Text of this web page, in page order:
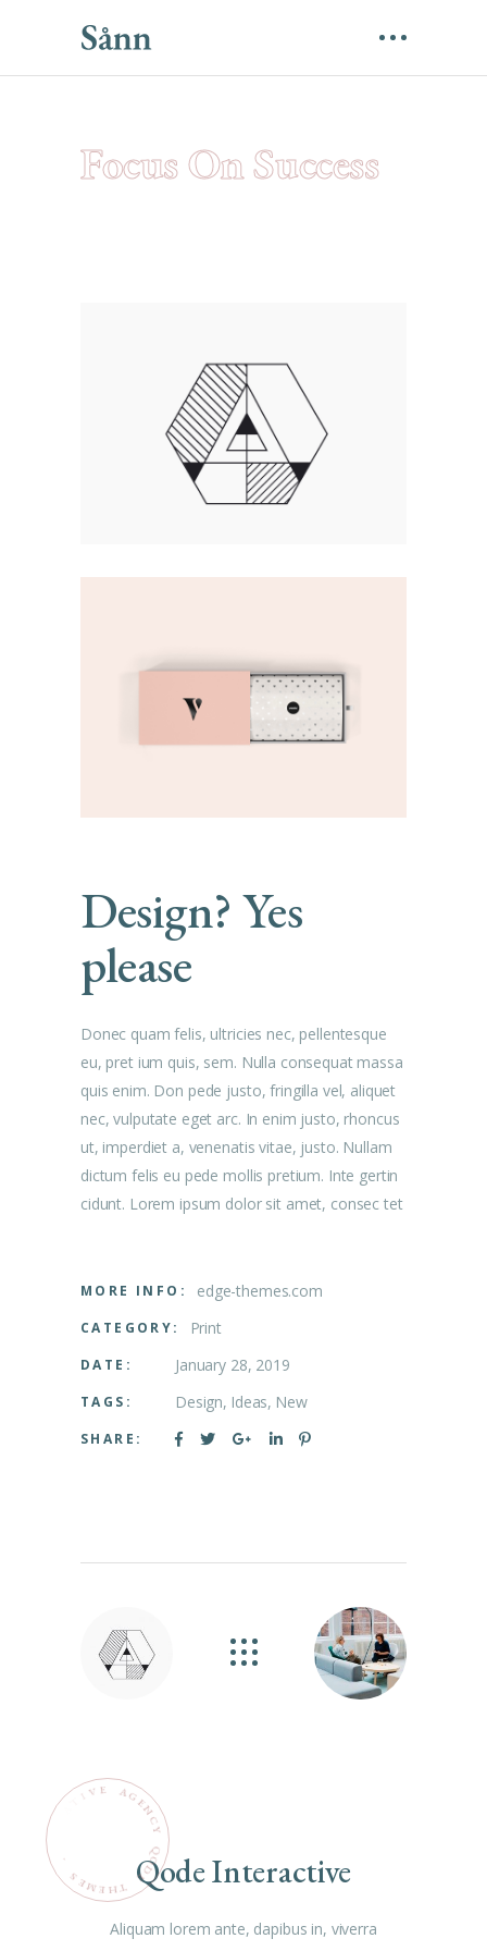
Focus On Success
Design? Yes
please
Donec quam felis, ultricies nec, pellentesque
eu, pret ium quis, sem. Nulla consequat massa
quis enim. Don pede justo, fringilla vel, aliquet
nec, vulputate eget arc. In enim justo, rhoncus
ut, imperdiet a, venenatis vitae, justo. Nullam
dictum felis eu pede mollis pretium. Inte gertin
cidunt. Lorem ipsum dolor sit amet, consec tet
MORE INFO: edge-themes.com
CATEGORY: Print
DATE: January 28, 2019
TAGS: Design Ideas New
SHARE:
GE
N
C
Y
Q
O
D
E
T
H
E
M
E
S
. Qode Interactive
Aliquam lorem ante, dapibus in, viverra